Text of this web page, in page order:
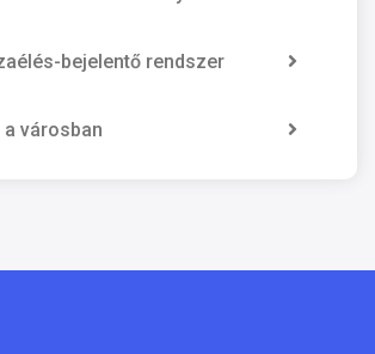
bejelentő rendszer
a városban